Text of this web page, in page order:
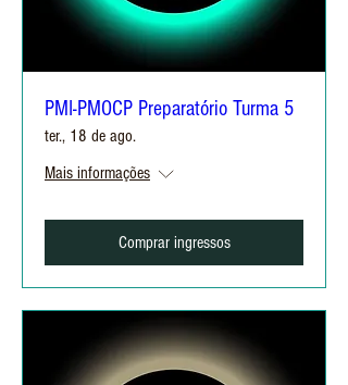
PMI-PMOCP Preparatório Turma 5
ter., 18 de ago.
Mais informações
Comprar ingressos